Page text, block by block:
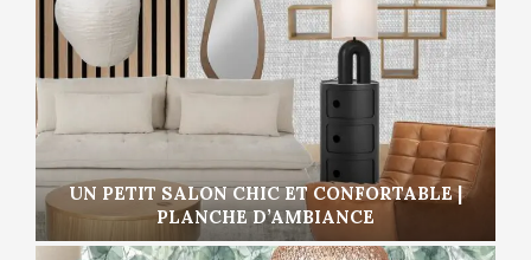
UN PETIT SALON CHIC ET CONFORTABLE |
PLANCHE D’AMBIANCE